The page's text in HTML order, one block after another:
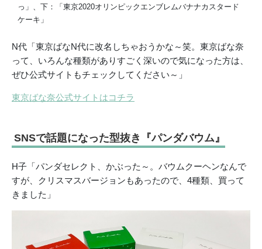
っ」、下：「東京2020オリンピックエンブレムバナナカスタード
ケーキ」
N代「東京ばなN代に改名しちゃおうかな～笑。東京ばな奈
って、いろんな種類がありすごく深いので気になった方は、
ぜひ公式サイトもチェックしてください～」
東京ばな奈公式サイトはコチラ
SNSで話題になった型抜き『パンダバウム』
H子「パンダセレクト、かぶった～。バウムクーヘンなんで
すが、クリスマスバージョンもあったので、4種類、買って
きました」